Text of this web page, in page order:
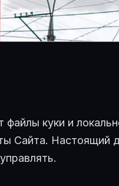
файлы куки и
Сайта. Настоящий